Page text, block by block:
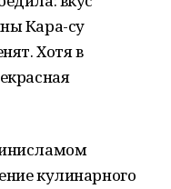
Кара-су
Хотя в
кулинарного